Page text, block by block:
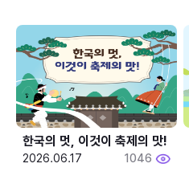
한국의 멋, 이것이 축제의 맛!
2026.06.17 1046